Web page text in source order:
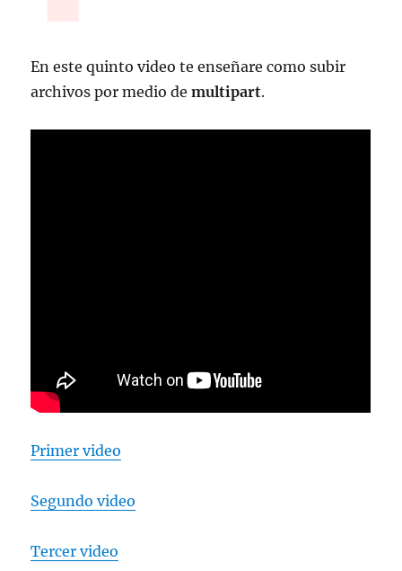
En este quinto video te enseñare como subir
archivos por medio de multipart.
Primer video
Segundo video
Tercer video